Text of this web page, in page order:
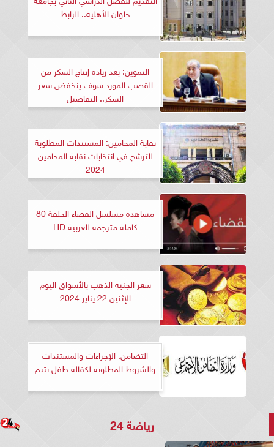
حلوان الأهلية.. الرابط
التموين: بعد زيادة إنتاج السكر من
القصب المورد سوف ينخفض سعر
السكر.. التفاصيل
نقابة المحامين: المستندات المطلوبة
للترشح في انتخابات نقابة المحامين
2024
مشاهدة مسلسل القضاء الحلقة 80
كاملة مترجمة للعربية HD
سعر الجنيه الذهب بالأسواق اليوم
الإثنين 22 يناير 2024
التضامن: الإجراءات والمستندات
والشروط المطلوبة لكفالة طفل يتيم
رياضة 24